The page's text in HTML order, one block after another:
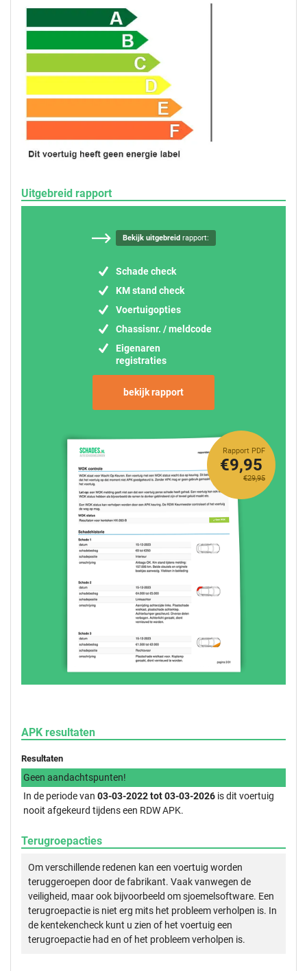
Uitgebreid rapport
Bekijk uitgebreidrapport:
Schade check
KM stand check
Voertuigopties
Chassisnr. / meldcode
Eigenaren
registraties
bekijk rapport
Rapport PDF
€29,95
€9,95
APK resultaten
Resultaten
Geen aandachtspunten!
In de periode van 03-03-2022 tot 03-03-2026 is dit voertuig
nooit afgekeurd tijdens een RDW APK.
Terugroepacties
Om verschillende redenen kan een voertuig worden
teruggeroepen door de fabrikant. Vaak vanwegen de
veiligheid, maar ook bijvoorbeeld om sjoemelsoftware. Een
terugroepactie is niet erg mits het probleem verholpen is. In
de kentekencheck kunt u zien of het voertuig een
terugroepactie had en of het probleem verholpen is.